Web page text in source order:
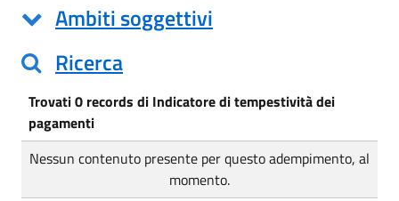
Ambiti soggettivi
Ricerca
Trovati 0 records di Indicatore di tempestività dei
pagamenti
Nessun contenuto presente per questo adempimento, al
momento.